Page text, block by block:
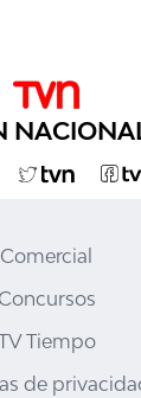
Comercial
Concursos
Tiempo
de